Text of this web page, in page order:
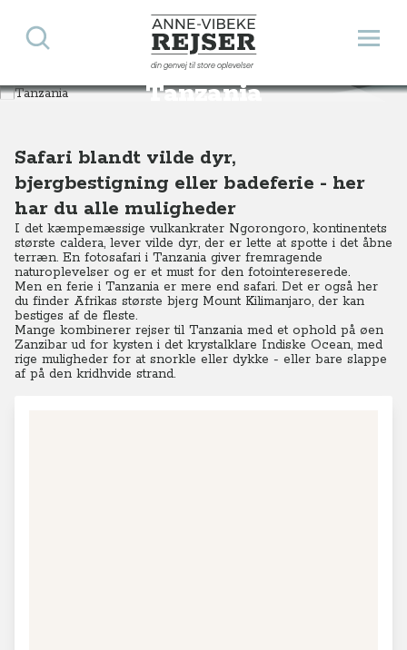
Anne-Vibeke Rejser
din genvej til store oplevelser
Åbn
Søg
Tanzania
Destinationer Afrika Tanzania
Safari blandt vilde dyr,
bjergbestigning eller badeferie - her
har du alle muligheder
I det kæmpemæssige vulkankrater Ngorongoro, kontinentets
største caldera, lever vilde dyr, der er lette at spotte i det åbne
terræn. En fotosafari i Tanzania giver fremragende
naturoplevelser og er et must for den fotointereserede.
Men en ferie i Tanzania er mere end safari. Det er også her
du finder Afrikas største bjerg Mount Kilimanjaro, der kan
bestiges af de fleste.
Mange kombinerer rejser til Tanzania med et ophold på øen
Zanzibar ud for kysten i det krystalklare Indiske Ocean, med
rige muligheder for at snorkle eller dykke - eller bare slappe
af på den kridhvide strand.